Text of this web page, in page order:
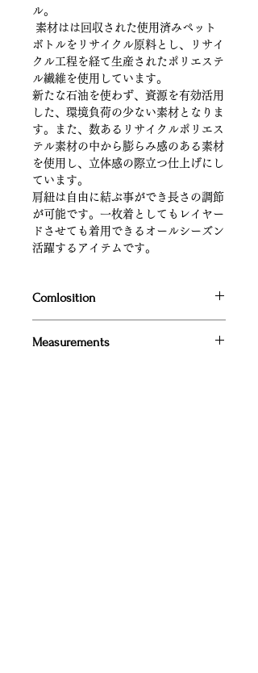
ル。
素材はは回収された使用済みペット
ボトルをリサイクル原料とし、リサイ
クル工程を経て生産されたポリエステ
ル繊維を使用しています。
新たな石油を使わず、資源を有効活用
した、環境負荷の少ない素材となりま
す。また、数あるリサイクルポリエス
テル素材の中から膨らみ感のある素材
を使用し、立体感の際立つ仕上げにし
ています。
肩紐は自由に結ぶ事ができ長さの調節
が可能です。一枚着としてもレイヤー
ドさせても着用できるオールシーズン
活躍するアイテムです。
Comlosition
Measurements